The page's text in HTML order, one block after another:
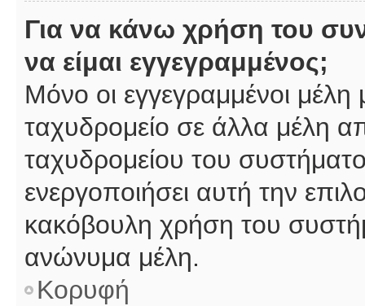
Για να κάνω χρήση του
να είμαι εγγεγραμμένος;
Μόνο οι εγγεγραμμένοι
ταχυδρομείο σε άλλα μέλη
ταχυδρομείου του
ενεργοποιήσει αυτή την
κακόβουλη χρήση του
ανώνυμα μέλη.
Κορυφή